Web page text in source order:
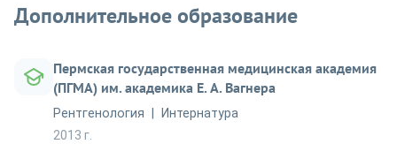
Дополнительное образование
Пермская государственная медицинская академия
(ПГМА) им. академика Е. А. Вагнера
Рентгенология
Интернатура
2013 г.